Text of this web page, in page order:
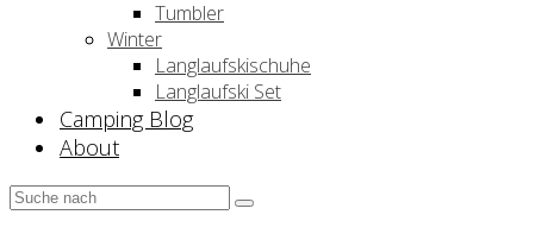
Tumbler
Winter
Langlaufskischuhe
Langlaufski Set
Camping Blog
About